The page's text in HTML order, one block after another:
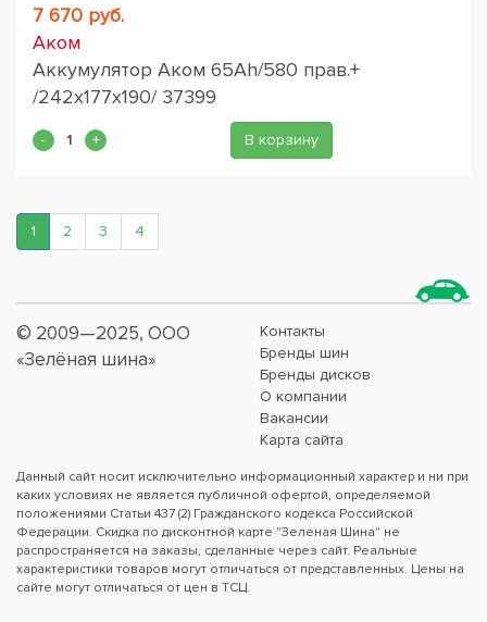
7 670 руб.
Аком
Аккумулятор Аком 65Ah/580 прав.+
/242x177x190/ 37399
В корзину
1 2 3 4
© 2009—2025, ООО
«Зелёная шина»
Контакты
Бренды шин
Бренды дисков
О компании
Вакансии
Карта сайта
Данный сайт носит исключительно информационный характер и ни при
каких условиях не является публичной офертой, определяемой
положениями Статьи 437 (2) Гражданского кодекса Российской
Федерации. Скидка по дисконтной карте "Зеленая Шина" не
распространяется на заказы, сделанные через сайт. Реальные
характеристики товаров могут отличаться от представленных. Цены на
сайте могут отличаться от цен в ТСЦ.